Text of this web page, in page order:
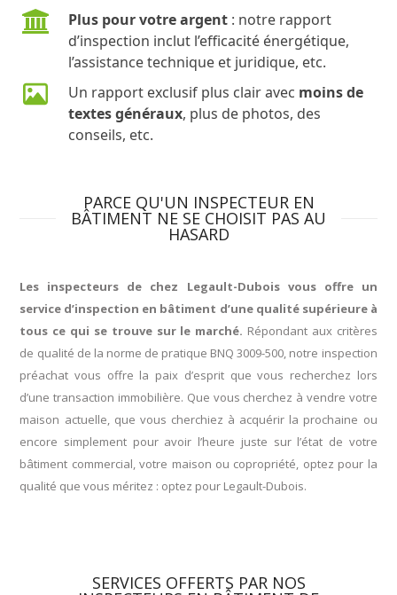
Plus pour votre argent : notre rapport
d’inspection inclut l’efficacité énergétique,
l’assistance technique et juridique, etc.
Un rapport exclusif plus clair avec moins de
textes généraux, plus de photos, des
conseils, etc.
PARCE QU'UN INSPECTEUR EN
BÂTIMENT NE SE CHOISIT PAS AU
HASARD
Les inspecteurs de chez Legault-Dubois vous offre un
service d’inspection en bâtiment d’une qualité supérieure à
tous ce qui se trouve sur le marché. Répondant aux critères
de qualité de la norme de pratique BNQ 3009-500, notre inspection
préachat vous offre la paix d’esprit que vous recherchez lors
d’une transaction immobilière. Que vous cherchez à vendre votre
maison actuelle, que vous cherchiez à acquérir la prochaine ou
encore simplement pour avoir l’heure juste sur l’état de votre
bâtiment commercial, votre maison ou copropriété, optez pour la
qualité que vous méritez : optez pour Legault-Dubois.
SERVICES OFFERTS PAR NOS